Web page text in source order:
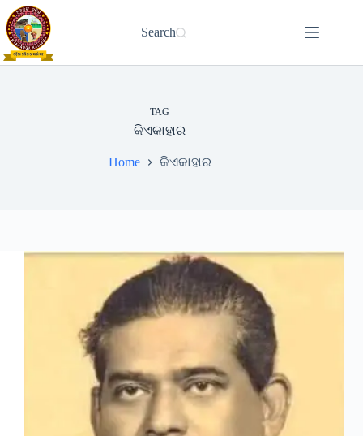
Skip
to
content
Search
TAG
କିଏକାହାର
Home କିଏକାହାର